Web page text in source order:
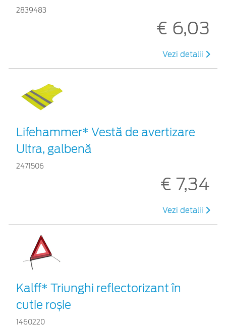
2839483
€ 6,03
Vezi detalii
Lifehammer* Vestă de avertizare
Ultra, galbenă
2471506
€ 7,34
Vezi detalii
Kalff* Triunghi reflectorizant în
cutie roșie
1460220